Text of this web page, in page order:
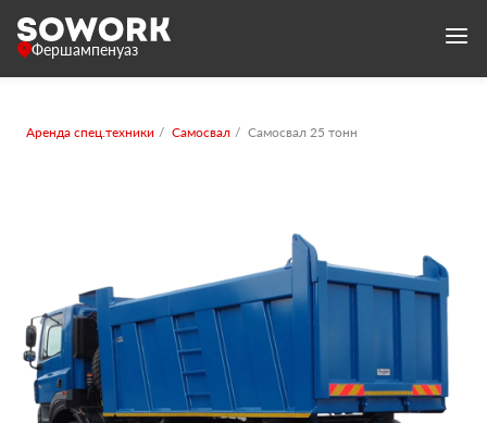
Фершампенуаз
Аренда спец.техники Самосвал Самосвал 25 тонн